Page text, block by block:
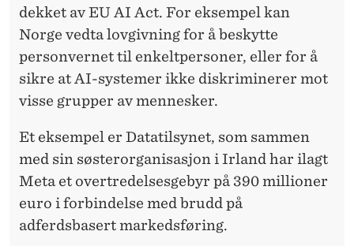
dekket av EU AI Act. For eksempel kan
Norge vedta lovgivning for å beskytte
personvernet til enkeltpersoner, eller for å
sikre at AI-systemer ikke diskriminerer mot
visse grupper av mennesker.
Et eksempel er Datatilsynet, som sammen
med sin søsterorganisasjon i Irland har ilagt
Meta et overtredelsesgebyr på 390 millioner
euro i forbindelse med brudd på
adferdsbasert markedsføring.